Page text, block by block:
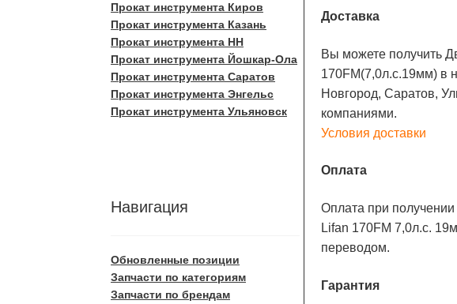
Доставка
Вы можете получить
170FM(7,0л.с.19мм) в
Новгород, Саратов,
компаниями.
Условия доставки
Оплата
Оплата при
Lifan 170FM 7,0л.с.
переводом.
Гарантия
Прокат инструмента Киров
Прокат инструмента Казань
Прокат инструмента НН
Прокат инструмента Йошкар-Ола
Прокат инструмента Саратов
Прокат инструмента Энгельс
Прокат инструмента Ульяновск
Навигация
Обновленные позиции
Запчасти по категориям
Запчасти по брендам